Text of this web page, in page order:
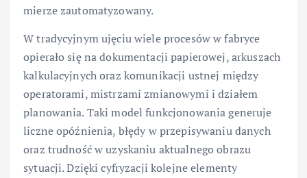
mierze zautomatyzowany.
W tradycyjnym ujęciu wiele procesów w fabryce
opierało się na dokumentacji papierowej, arkuszach
kalkulacyjnych oraz komunikacji ustnej między
operatorami, mistrzami zmianowymi i działem
planowania. Taki model funkcjonowania generuje
liczne opóźnienia, błędy w przepisywaniu danych
oraz trudność w uzyskaniu aktualnego obrazu
sytuacji. Dzięki cyfryzacji kolejne elementy